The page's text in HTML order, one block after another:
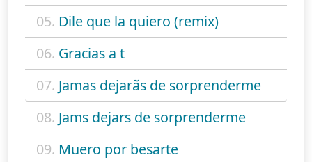
05. Dile que la quiero (remix)
06. Gracias a t
07. Jamas dejarãs de sorprenderme
08. Jams dejars de sorprenderme
09. Muero por besarte